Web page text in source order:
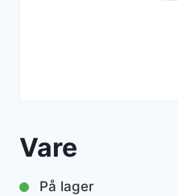
Vare
På lager